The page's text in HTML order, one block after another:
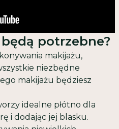
potrzebne?
makijażu,
niezbędne
makijażu będziesz
idealne płótno dla
i dodając jej blasku.